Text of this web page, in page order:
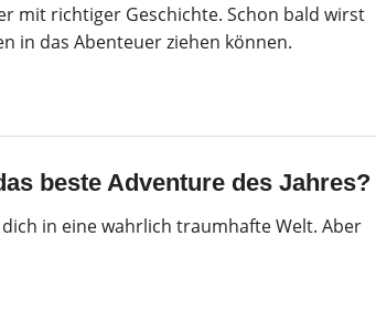
mit richtiger Geschichte. Schon bald wirst
in das Abenteuer ziehen können.
beste Adventure des Jahres?
in eine wahrlich traumhafte Welt. Aber